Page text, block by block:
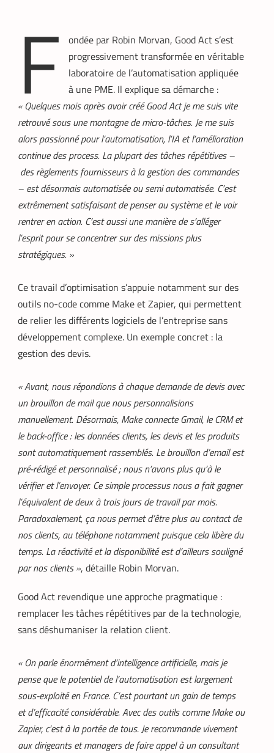
F
ondée par Robin Morvan, Good Act s’est
progressivement transformée en véritable
laboratoire de l’automatisation appliquée
à une PME. Il explique sa démarche :
« Quelques mois après avoir créé Good Act je me suis vite
retrouvé sous une montagne de micro-tâches. Je me suis
alors passionné pour l’automatisation, l’IA et l’amélioration
continue des process. La plupart des tâches répétitives –
des règlements fournisseurs à la gestion des commandes
– est désormais automatisée ou semi automatisée. C’est
extrêmement satisfaisant de penser au système et le voir
rentrer en action. C’est aussi une manière de s’alléger
l’esprit pour se concentrer sur des missions plus
stratégiques. »
Ce travail d’optimisation s’appuie notamment sur des
outils no-code comme Make et Zapier, qui permettent
de relier les différents logiciels de l’entreprise sans
développement complexe. Un exemple concret : la
gestion des devis.
« Avant, nous répondions à chaque demande de devis avec
un brouillon de mail que nous personnalisions
manuellement. Désormais, Make connecte Gmail, le CRM et
le back-office : les données clients, les devis et les produits
sont automatiquement rassemblés. Le brouillon d’email est
pré-rédigé et personnalisé ; nous n’avons plus qu’à le
vérifier et l’envoyer. Ce simple processus nous a fait gagner
l’équivalent de deux à trois jours de travail par mois.
Paradoxalement, ça nous permet d’être plus au contact de
nos clients, au téléphone notamment puisque cela libère du
temps. La réactivité et la disponibilité est d’ailleurs souligné
par nos clients », détaille Robin Morvan.
Good Act revendique une approche pragmatique :
remplacer les tâches répétitives par de la technologie,
sans déshumaniser la relation client.
« On parle énormément d’intelligence artificielle, mais je
pense que le potentiel de l’automatisation est largement
sous-exploité en France. C’est pourtant un gain de temps
et d’efficacité considérable. Avec des outils comme Make ou
Zapier, c’est à la portée de tous. Je recommande vivement
aux dirigeants et managers de faire appel à un consultant
FINTECH , TECH AFRIQUE
Mobile money, cryptomonnaie : PayPal
abat deux cartes maîtresses pour
s’imposer en Afrique
Armel Djoba 22 mai 2026
En associant l’interopérabilité de PayPal
World au stablecoin PYUSD, PayPal
promet de désenclaver le commerce
africain et accélérer l’inclusion financière
grâce à des transactions
transfrontalières plus rapides, stables et